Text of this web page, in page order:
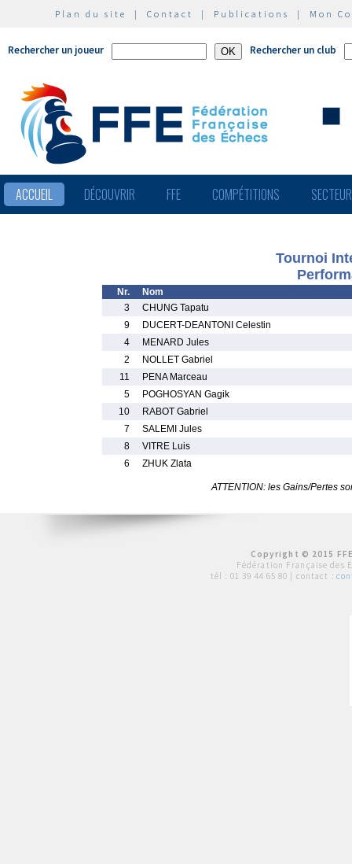
Plan du site | Contact | Publications | Mon
Rechercher un joueur Rechercher un club
ACCUEIL DÉCOUVRIR FFE COMPÉTITIONS
Tournoi
Nr.
Nom
3
CHUNG Tapatu
9
DUCERT-DEANTONI Celestin
4
MENARD Jules
2
NOLLET Gabriel
11
PENA Marceau
5
POGHOSYAN Gagik
10
RABOT Gabriel
7
SALEMI Jules
8
VITRE Luis
6
ZHUK Zlata
ATTENTION: les Gains/Pertes
Copyright © 2015
Fédération Française des
tél : 01 39 44 65 80 | contact :